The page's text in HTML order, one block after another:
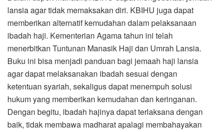
lansia agar tidak memaksakan diri. KBIHU juga dapat
memberikan alternatif kemudahan dalam pelaksanaan
ibadah haji. Kementerian Agama tahun ini telah
menerbitkan Tuntunan Manasik Haji dan Umrah Lansia.
Buku ini bisa menjadi panduan bagi jemaah haji lansia
agar dapat melaksanakan ibadah sesuai dengan
ketentuan syariah, sekaligus dapat menempuh solusi
hukum yang memberikan kemudahan dan keringanan.
Dengan begitu, ibadah hajinya dapat terlaksana dengan
baik, tidak membawa madharat apalagi membahayakan